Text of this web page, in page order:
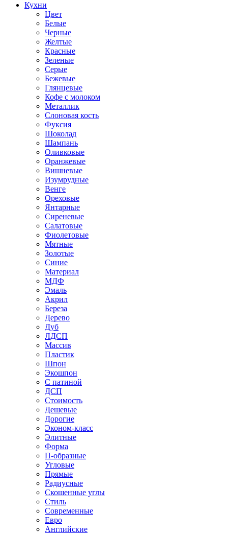
Кухни
Цвет
Белые
Черные
Желтые
Красные
Зеленые
Серые
Бежевые
Глянцевые
Кофе с молоком
Металлик
Слоновая кость
Фуксия
Шоколад
Шампань
Оливковые
Оранжевые
Вишневые
Изумрудные
Венге
Ореховые
Янтарные
Сиреневые
Салатовые
Фиолетовые
Мятные
Золотые
Синие
Материал
МДФ
Эмаль
Акрил
Береза
Дерево
Дуб
ЛДСП
Массив
Пластик
Шпон
Экошпон
С патиной
ДСП
Стоимость
Дешевые
Дорогие
Эконом-класс
Элитные
Форма
П-образные
Угловые
Прямые
Радиусные
Скошенные углы
Стиль
Современные
Евро
Английские